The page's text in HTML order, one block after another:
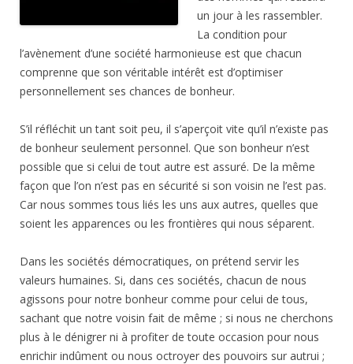
un jour à les rassembler.
La condition pour
l’avènement d’une société harmonieuse est que chacun
comprenne que son véritable intérêt est d’optimiser
personnellement ses chances de bonheur.
S’il réfléchit un tant soit peu, il s’aperçoit vite qu’il n’existe pas
de bonheur seulement personnel. Que son bonheur n’est
possible que si celui de tout autre est assuré. De la même
façon que l’on n’est pas en sécurité si son voisin ne l’est pas.
Car nous sommes tous liés les uns aux autres, quelles que
soient les apparences ou les frontières qui nous séparent.
Dans les sociétés démocratiques, on prétend servir les
valeurs humaines. Si, dans ces sociétés, chacun de nous
agissons pour notre bonheur comme pour celui de tous,
sachant que notre voisin fait de même ; si nous ne cherchons
plus à le dénigrer ni à profiter de toute occasion pour nous
enrichir indûment ou nous octroyer des pouvoirs sur autrui ;